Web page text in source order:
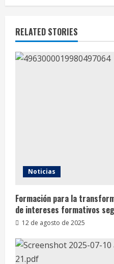
RELATED STORIES
Noticias
Formación para la
de intereses formativos
12 de agosto de 2025